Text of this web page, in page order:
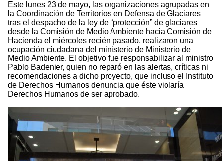
Este lunes 23 de mayo, las organizaciones agrupadas en
la Coordinación de Territorios en Defensa de Glaciares
tras el despacho de la ley de “protección” de glaciares
desde la Comisión de Medio Ambiente hacia Comisión de
Hacienda el miércoles recién pasado, realizaron una
ocupación ciudadana del ministerio de Ministerio de
Medio Ambiente. El objetivo fue responsabilizar al ministro
Pablo Badenier, quien no reparó en las alertas, críticas ni
recomendaciones a dicho proyecto, que incluso el Instituto
de Derechos Humanos denuncia que éste violaría
Derechos Humanos de ser aprobado.